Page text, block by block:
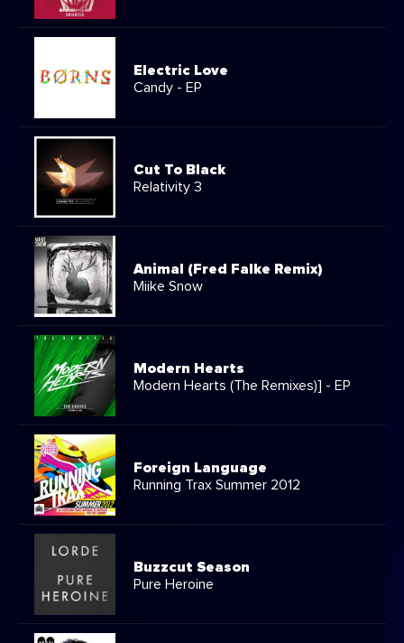
Electric Love
Candy - EP
Cut To Black
Relativity 3
Animal (Fred Falke Remix)
Miike Snow
Modern Hearts
Modern Hearts (The Remixes)] - EP
Foreign Language
Running Trax Summer 2012
Buzzcut Season
Pure Heroine